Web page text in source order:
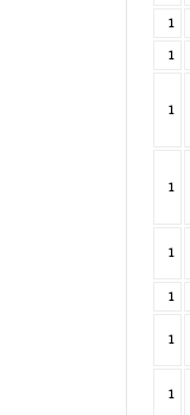
1
1
1
1
1
1
1
1